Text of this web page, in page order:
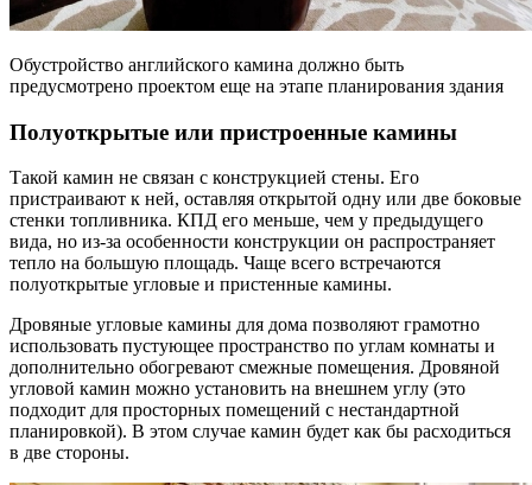
Обустройство английского камина должно быть
предусмотрено проектом еще на этапе планирования здания
Полуоткрытые или пристроенные камины
Такой камин не связан с конструкцией стены. Его
пристраивают к ней, оставляя открытой одну или две боковые
стенки топливника. КПД его меньше, чем у предыдущего
вида, но из-за особенности конструкции он распространяет
тепло на большую площадь. Чаще всего встречаются
полуоткрытые угловые и пристенные камины.
Дровяные угловые камины для дома позволяют грамотно
использовать пустующее пространство по углам комнаты и
дополнительно обогревают смежные помещения. Дровяной
угловой камин можно установить на внешнем углу (это
подходит для просторных помещений с нестандартной
планировкой). В этом случае камин будет как бы расходиться
в две стороны.